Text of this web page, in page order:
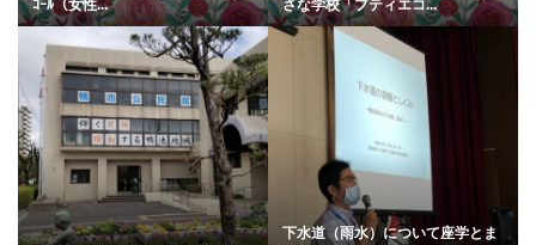
ｺｰﾙ（女性...
さな学校「プティエコ...
下水道（雨水）について座学とま